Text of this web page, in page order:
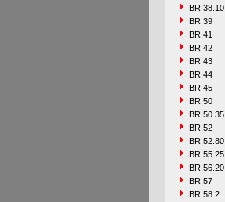
BR 38.10
BR 39
BR 41
BR 42
BR 43
BR 44
BR 45
BR 50
BR 50.35
BR 52
BR 52.80
BR 55.25
BR 56.20
BR 57
BR 58.2